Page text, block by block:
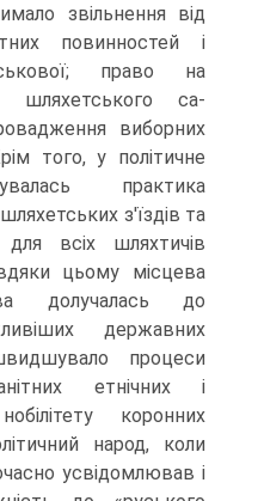
звільнення від
пови­нностей і
право на
шляхетського са­
виборних
того, у політич­не
практика
з'їздів та
всіх шляхтичів
цьому місцева
долучалась до
державних
процеси
етнічних і
коронних
народ, коли
усвідомлював і